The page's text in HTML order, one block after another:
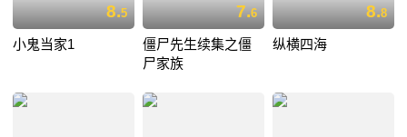
8.5
小鬼当家1
7.6
僵尸先生续集之僵
尸家族
8.8
纵横四海